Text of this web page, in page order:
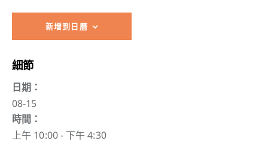
新增到日曆
細節
日期：
08-15
時間：
上午 10:00 - 下午 4:30